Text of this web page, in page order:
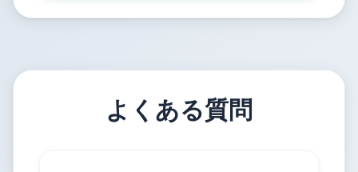
よくある質問